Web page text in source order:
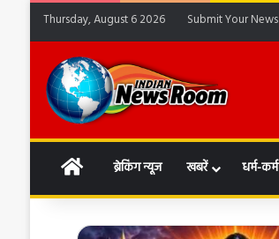
Thursday, August 6 2026 Submit Your News
HOMEब्रेकिंग न्यूज खबरें धर्म-कर्म